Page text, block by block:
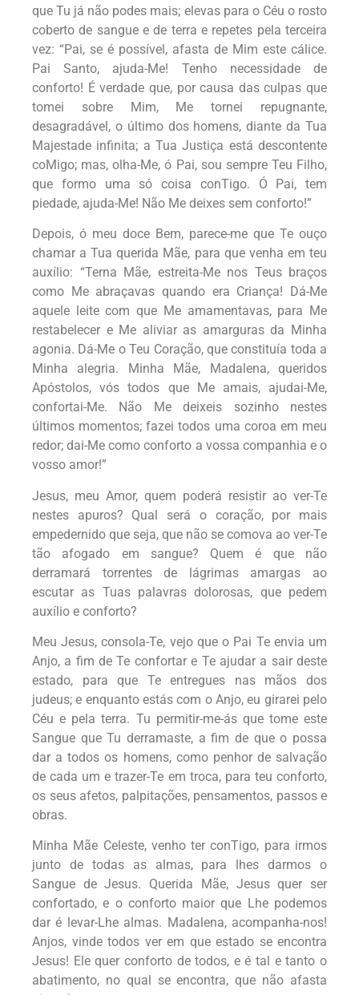
que Tu já não podes mais; elevas para o Céu o rosto
coberto de sangue e de terra e repetes pela terceira
vez: “Pai, se é possível, afasta de Mim este cálice.
Pai Santo, ajuda-Me! Tenho necessidade de
conforto! É verdade que, por causa das culpas que
tomei sobre Mim, Me tornei repugnante,
desagradável, o último dos homens, diante da Tua
Majestade infinita; a Tua Justiça está descontente
coMigo; mas, olha-Me, ó Pai, sou sempre Teu Filho,
que formo uma só coisa conTigo. Ó Pai, tem
piedade, ajuda-Me! Não Me deixes sem conforto!”
Depois, ó meu doce Bem, parece-me que Te ouço
chamar a Tua querida Mãe, para que venha em teu
auxílio: “Terna Mãe, estreita-Me nos Teus braços
como Me abraçavas quando era Criança! Dá-Me
aquele leite com que Me amamentavas, para Me
restabelecer e Me aliviar as amarguras da Minha
agonia. Dá-Me o Teu Coração, que constituía toda a
Minha alegria. Minha Mãe, Madalena, queridos
Apóstolos, vós todos que Me amais, ajudai-Me,
confortai-Me. Não Me deixeis sozinho nestes
últimos momentos; fazei todos uma coroa em meu
redor; dai-Me como conforto a vossa companhia e o
vosso amor!”
Jesus, meu Amor, quem poderá resistir ao ver-Te
nestes apuros? Qual será o coração, por mais
empedernido que seja, que não se comova ao ver-Te
tão afogado em sangue? Quem é que não
derramará torrentes de lágrimas amargas ao
escutar as Tuas palavras dolorosas, que pedem
auxílio e conforto?
Meu Jesus, consola-Te, vejo que o Pai Te envia um
Anjo, a fim de Te confortar e Te ajudar a sair deste
estado, para que Te entregues nas mãos dos
judeus; e enquanto estás com o Anjo, eu girarei pelo
Céu e pela terra. Tu permitir-me-ás que tome este
Sangue que Tu derramaste, a fim de que o possa
dar a todos os homens, como penhor de salvação
de cada um e trazer-Te em troca, para teu conforto,
os seus afetos, palpitações, pensamentos, passos e
obras.
Minha Mãe Celeste,venho ter conTigo, para irmos
junto de todas as almas, para lhes darmos o
Sangue de Jesus. Querida Mãe, Jesus quer ser
confortado, e o conforto maior que Lhe podemos
dar é levar-Lhe almas. Madalena, acompanha-nos!
Anjos, vinde todos ver em que estado se encontra
Jesus! Ele quer conforto de todos, e é tal e tanto o
abatimento, no qual se encontra, que não afasta